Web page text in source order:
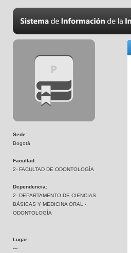
Sede:
Bogotá
Facultad:
2- FACULTAD DE ODONTOLOGÍA
Dependencia:
2- DEPARTAMENTO DE CIENCIAS
BÁSICAS Y MEDICINA ORAL -
ODONTOLOGÍA
Lugar:
---